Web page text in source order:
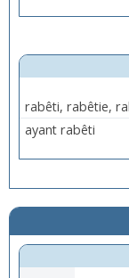
rabêti, rabêtie,
ayant rabêti